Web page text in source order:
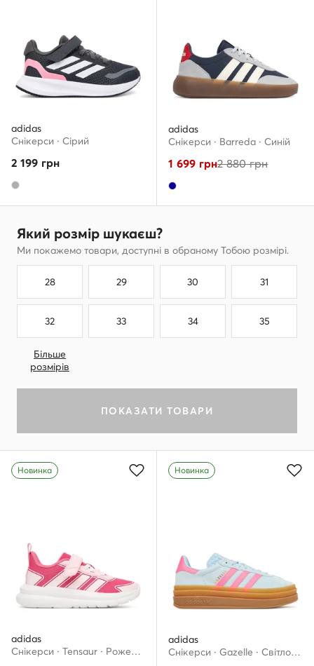
adidas
Снікерcи · Сірий
2 199 грн
adidas
Снікерcи · Barreda · Cиній
1 699 грн2 880грн
Який розмір шукаєш?
Ми покажемо товари, доступні в обраному Тобою розмірі.
28 29 30 31
32 33 34 35
Більше
розмірів
ПОКАЗАТИ ТОВАРИ
Новинка
adidas
Снікерcи · Tensaur · Рожевий
Новинка
adidas
Снікерcи · Gazelle · Світло-синій